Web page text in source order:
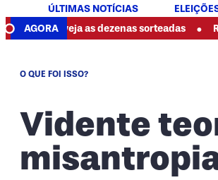
ÚLTIMAS NOTÍCIAS
AGORA
veja as dezenas sorteadas • Resultado
O QUE FOI ISSO?
Vidente